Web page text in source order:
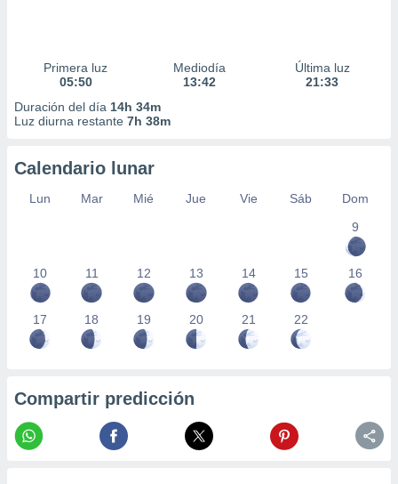
Primera luz
05:50
Mediodía
13:42
Última luz
21:33
Duración del día 14h 34m
Luz diurna restante 7h 38m
Calendario lunar
Lun Mar Mié Jue Vie Sáb
Dom
9
10 11 12 13 14 15 16
17 18 19 20 21 22
Compartir predicción